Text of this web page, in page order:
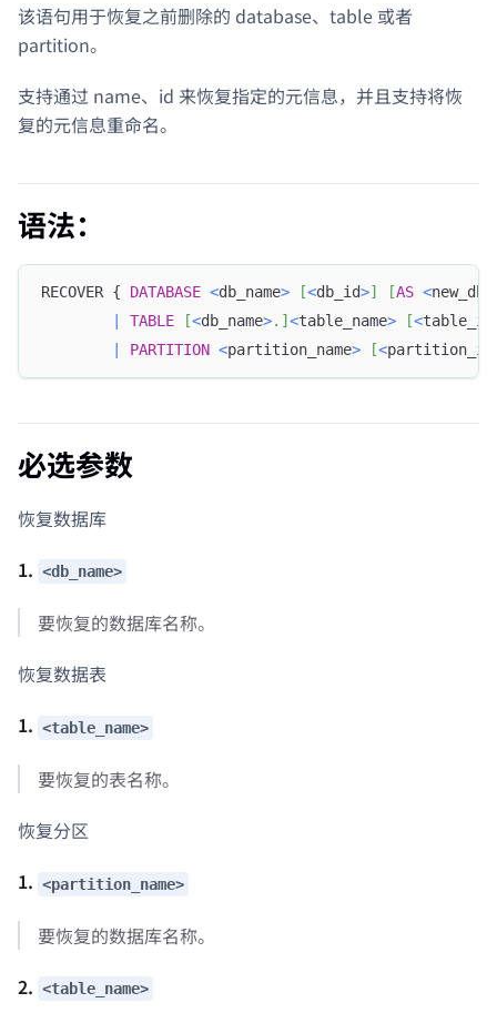
该语句用于恢复之前删除的 database、table 或者
partition。
支持通过 name、id 来恢复指定的元信息，并且支持将恢
复的元信息重命名。
语法：
RECOVER { DATABASE <db_name> [<db_id>] [AS <
TABLE [<db_name>. ] <table_name> [<table_id
PARTITION <partition_name> [<partition_id
必选参数
恢复数据库
1. <db_name>
要恢复的数据库名称。
恢复数据表
1. <table_name>
要恢复的表名称。
恢复分区
1. <partition_name>
要恢复的数据库名称。
2. <table_name>